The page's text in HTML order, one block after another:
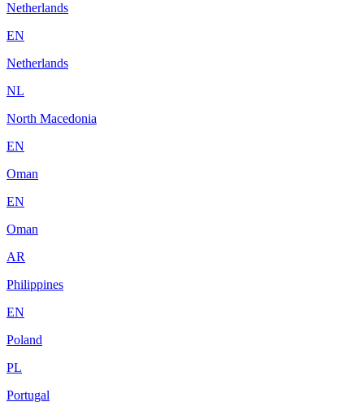
Netherlands
EN
Netherlands
NL
North Macedonia
EN
Oman
EN
Oman
AR
Philippines
EN
Poland
PL
Portugal